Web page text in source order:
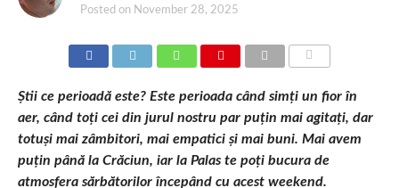
Posted on November 28, 2025
Știi ce perioadă este? Este perioada când simți un fior în
aer, când toți cei din jurul nostru par puțin mai agitați, dar
totuși mai zâmbitori, mai empatici și mai buni. Mai avem
puțin până la Crăciun, iar la Palas te poți bucura de
atmosfera sărbătorilor începând cu acest weekend.